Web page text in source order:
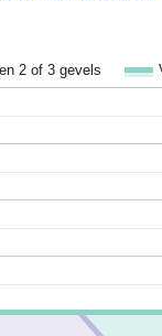
2 of 3 gevels